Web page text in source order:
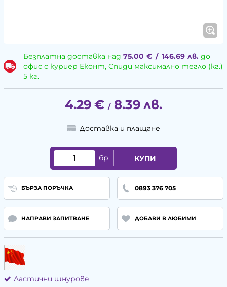
Безплатна доставка над 75.00 € / 146.69 лв.до
офис с куриер Еконт, Спиди максимално тегло (кг.)
5 кг.
4.29 € / 8.39 лв.
Доставка и плащане
бр. КУПИ
БЪРЗА ПОРЪЧКА 0893 376 705
НАПРАВИ ЗАПИТВАНЕ ДОБАВИ В ЛЮБИМИ
Ластични шнурове